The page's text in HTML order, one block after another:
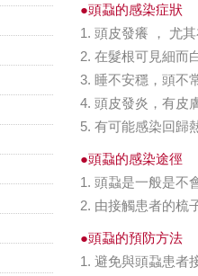
●頭蝨的感染症狀
1. 頭皮發癢 ， 尤其
2. 在髮根可見細而
3. 睡不安穩，頭不
4. 頭皮發炎，有皮
5. 有可能感染回歸
●頭蝨的感染途徑
1. 頭蝨是一般是不
2. 由接觸患者的梳
●頭蝨的預防方法
1. 避免與頭蝨患者